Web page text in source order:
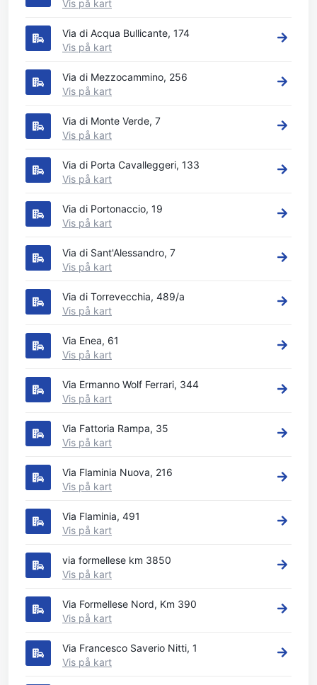
Vis på kart
Via di Acqua Bullicante, 174
Vis på kart
Via di Mezzocammino, 256
Vis på kart
Via di Monte Verde, 7
Vis på kart
Via di Porta Cavalleggeri, 133
Vis på kart
Via di Portonaccio, 19
Vis på kart
Via di Sant'Alessandro, 7
Vis på kart
Via di Torrevecchia, 489/a
Vis på kart
Via Enea, 61
Vis på kart
Via Ermanno Wolf Ferrari, 344
Vis på kart
Via Fattoria Rampa, 35
Vis på kart
Via Flaminia Nuova, 216
Vis på kart
Via Flaminia, 491
Vis på kart
via formellese km 3850
Vis på kart
Via Formellese Nord, Km 390
Vis på kart
Via Francesco Saverio Nitti, 1
Vis på kart